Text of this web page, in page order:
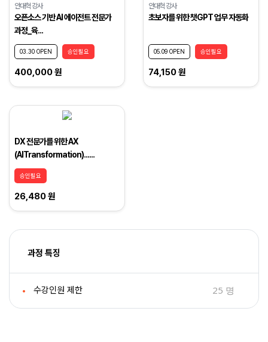
안대혁 강사
오픈소스 기반 AI 에이전트 전문가
과정_육...
03.30 OPEN 승인필요
400,000 원
안대혁 강사
초보자를 위한 챗GPT 업무 자동화
05.09 OPEN 승인필요
74,150 원
DX 전문가를 위한 AX
(AITransformation)......
승인필요
26,480 원
과정 특징
수강인원 제한 25 명